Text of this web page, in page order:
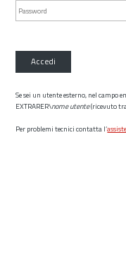
Accedi
Se sei un utente esterno, nel campo
EXTRARER\nome utente(ricevuto
Per problemi tecnici contatta l’